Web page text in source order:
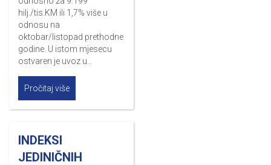
hilj./tis.KM ili 1,7% više u
odnosu na
oktobar/listopad prethodne
godine. U istom mjesecu
ostvaren je uvoz u…
Pročitaj više
INDEKSI
JEDINIČNIH